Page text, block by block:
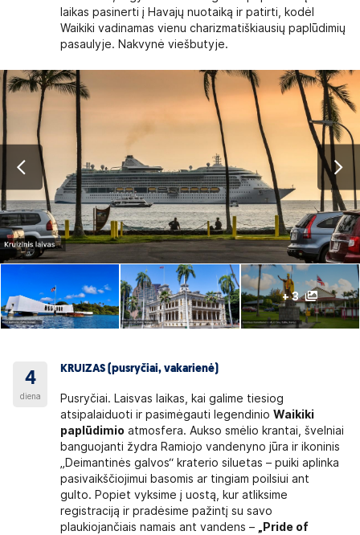
laikas pasinerti į Havajų nuotaiką ir patirti, kodėl
Waikiki vadinamas vienu charizmatiškiausių paplūdimių
pasaulyje. Nakvynė viešbutyje.
+ 3
4
diena
KRUIZAS (pusryčiai, vakarienė)
Pusryčiai. Laisvas laikas, kai galime tiesiog
atsipalaiduoti ir pasimėgauti legendinioWaikiki
paplūdimio atmosfera. Aukso smėlio krantai, švelniai
banguojanti žydra Ramiojo vandenyno jūra ir ikoninis
„Deimantinės galvos“ kraterio siluetas – puiki aplinka
pasivaikščiojimui basomis ar tingiam poilsiui ant
gulto. Popiet vyksime į uostą, kur atliksime
registraciją ir pradėsime pažintį su savo
plaukiojančiais namais ant vandens –
„Pride of